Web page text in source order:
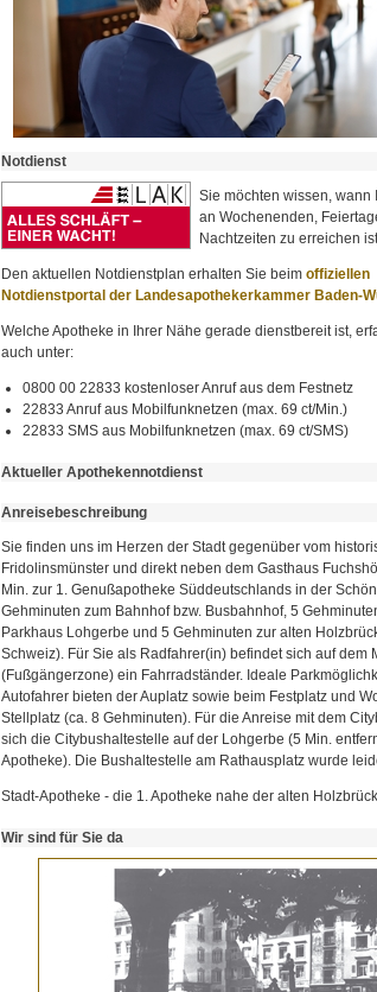
Notdienst
Sie möchten wissen, wann
an Wochenenden,
Nachtzeiten zu erreichen
Den aktuellen Notdienstplan erhalten Sie beim offiziellen
Notdienstportal der Landesapothekerkammer Baden-
Welche Apotheke in Ihrer Nähe gerade dienstbereit ist,
auch unter:
0800 00 22833 kostenloser Anruf aus dem Festnetz
22833 Anruf aus Mobilfunknetzen (max. 69 ct/Min.)
22833 SMS aus Mobilfunknetzen (max. 69 ct/SMS)
Aktueller Apothekennotdienst
Anreisebeschreibung
Sie finden uns im Herzen der Stadt gegenüber vom
Fridolinsmünster und direkt neben dem Gasthaus
Min. zur 1. Genußapotheke Süddeutschlands in der
Gehminuten zum Bahnhof bzw. Busbahnhof, 5
Parkhaus Lohgerbe und 5 Gehminuten zur alten
Schweiz). Für Sie als Radfahrer(in) befindet sich auf dem
(Fußgängerzone) ein Fahrradständer. Ideale
Autofahrer bieten der Auplatz sowie beim Festplatz und
Stellplatz (ca. 8 Gehminuten). Für die Anreise mit dem
sich die Citybushaltestelle auf der Lohgerbe (5 Min.
Apotheke). Die Bushaltestelle am Rathausplatz wurde
Stadt-Apotheke - die 1. Apotheke nahe der alten
Wir sind für Sie da